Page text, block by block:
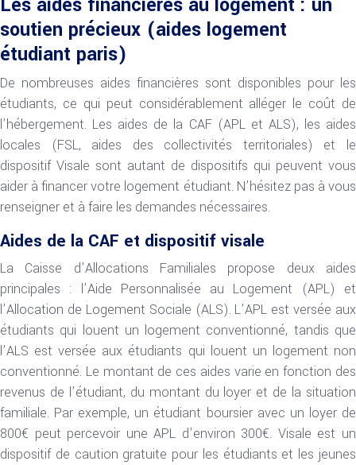
soutien précieux (aides logement
étudiant paris)
De nombreuses aides financières sont disponibles pour les
étudiants, ce qui peut considérablement alléger le coût de
l’hébergement. Les aides de la CAF (APL et ALS), les aides
locales (FSL, aides des collectivités territoriales) et le
dispositif Visale sont autant de dispositifs qui peuvent vous
aider à financer votre logement étudiant. N’hésitez pas à vous
renseigner et à faire les demandes nécessaires.
Aides de la CAF et dispositif visale
La Caisse d’Allocations Familiales propose deux aides
principales : l’Aide Personnalisée au Logement (APL) et
l’Allocation de Logement Sociale (ALS). L’APL est versée aux
étudiants qui louent un logement conventionné, tandis que
l’ALS est versée aux étudiants qui louent un logement non
conventionné. Le montant de ces aides varie en fonction des
revenus de l’étudiant, du montant du loyer et de la situation
familiale. Par exemple, un étudiant boursier avec un loyer de
800€ peut percevoir une APL d’environ 300€. Visale est un
dispositif de caution gratuite pour les étudiants et les jeunes